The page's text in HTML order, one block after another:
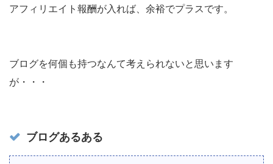
アフィリエイト報酬が入れば、余裕でプラスです。
ブログを何個も持つなんて考えられないと思います
が・・・
ブログあるある